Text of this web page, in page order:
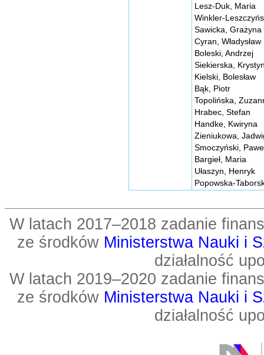
Lesz-Duk, Maria
Winkler-
Sawicka, Grażyna
Cyran, Władysław
Boleski, Andrzej
Siekierska,
Kielski, Bolesław
Bąk, Piotr
Topolińska,
Hrabec, Stefan
Handke, Kwiryna
Zieniukowa,
Smoczyński,
Bargieł, Maria
Ułaszyn, Henryk
Popowska-
W latach 2017–2018 zadanie
ze środków Ministerstwa Nauki i
działalność
W latach 2019–2020 zadanie
ze środków Ministerstwa Nauki i
działalność